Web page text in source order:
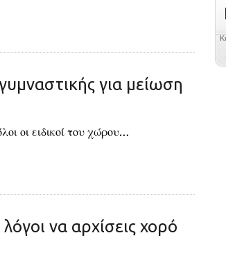
για μείωση
οι ειδικοί του χώρου…
να αρχίσεις χορό